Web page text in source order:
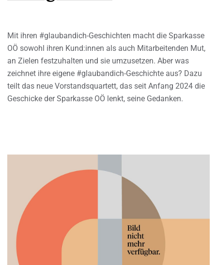
Mit ihren #glaubandich-Geschichten macht die Sparkasse
OÖ sowohl ihren Kund:innen als auch Mitarbeitenden Mut,
an Zielen festzuhalten und sie umzusetzen. Aber was
zeichnet ihre eigene #glaubandich-Geschichte aus? Dazu
teilt das neue Vorstandsquartett, das seit Anfang 2024 die
Geschicke der Sparkasse OÖ lenkt, seine Gedanken.